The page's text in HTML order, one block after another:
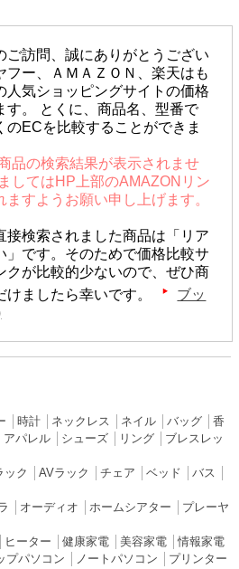
ご訪問、誠にありがとうござい
フー、ＡＭＡＺＯＮ、楽天はも
人気ショッピングサイトの価格
す。 とくに、商品名、型番で
のECを比較することができま
品の検索結果が表示されませ
してはHP上部のAMAZONリン
すようお願い申し上げます。
検索されました商品は「リア
」です。そのためで価格比較サ
クが比較的少ないので、ぜひ商
ましたら幸いです。
ブッ
時計│ ネックレス ネイル│ バッグ│ 香
アパレル│ シューズ│ リング│ ブレスレッ
ック AVラック チェア ベッド バス
オーディオ ホームシアター
プレーヤ
ヒーター 健康家電│ 美容家電│情報家電
プパソコン ノートパソコン
プリンター